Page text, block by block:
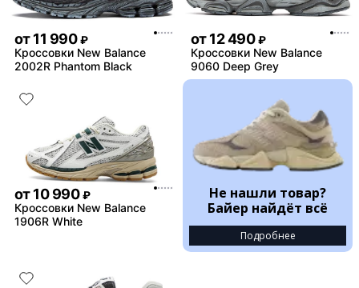
от11 990 ₽
Кроссовки New Balance
2002R Phantom Black
от12 490 ₽
Кроссовки New Balance
9060 Deep Grey
от10 990 ₽
Кроссовки New Balance
1906R White
Не нашли товар?
Байер найдёт всё
Подробнее